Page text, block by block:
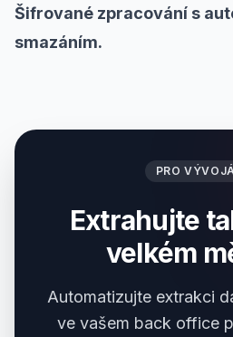
Šifrované zpracování s
smazáním.
PRO
Extrahujte
velkém
Automatizujte extrakci
ve vašem back office